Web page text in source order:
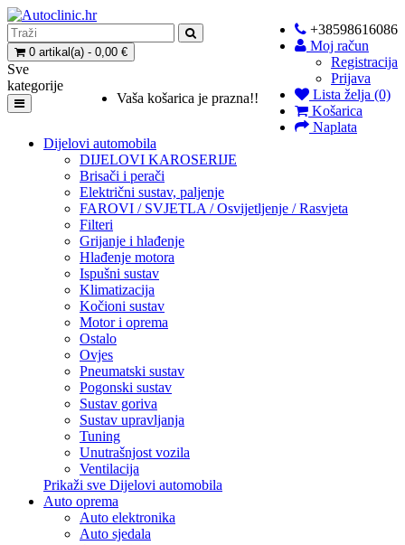
+38598616086
Moj račun
Registracija
Prijava
Lista želja (0)
Košarica
Naplata
0 artikal(a) - 0,00 €
Vaša košarica je prazna!!
Sve
kategorije
Dijelovi automobila
DIJELOVI KAROSERIJE
Brisači i perači
Električni sustav, paljenje
FAROVI / SVJETLA / Osvijetljenje / Rasvjeta
Filteri
Grijanje i hlađenje
Hlađenje motora
Ispušni sustav
Klimatizacija
Kočioni sustav
Motor i oprema
Ostalo
Ovjes
Pneumatski sustav
Pogonski sustav
Sustav goriva
Sustav upravljanja
Tuning
Unutrašnjost vozila
Ventilacija
Prikaži sve Dijelovi automobila
Auto oprema
Auto elektronika
Auto sjedala